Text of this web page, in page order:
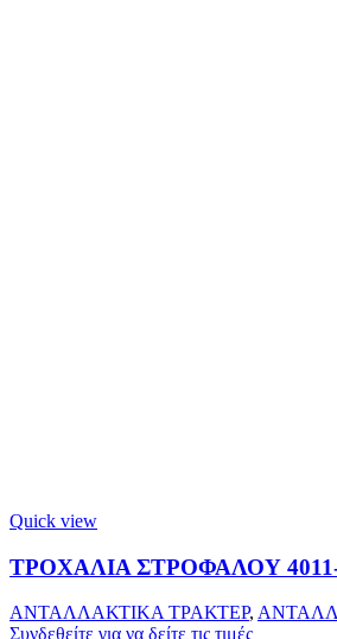
Quick view
ΤΡΟΧΑΛΙΑ ΣΤΡΟΦΑΛΟΥ 4011-
ΑΝΤΑΛΛΑΚΤΙΚΑ ΤΡΑΚΤΕΡ,
Συνδεθείτε για να δείτε τις τιμές